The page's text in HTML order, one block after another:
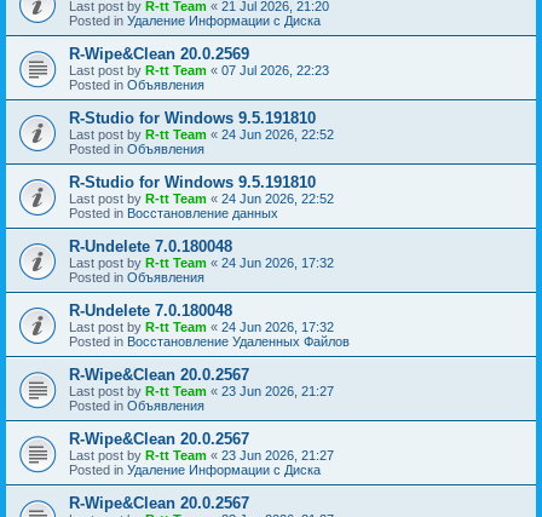
Last post by R-tt Team « 21 Jul 2026, 21:20
Posted in Удаление Информации с Диска
R-Wipe&Clean 20.0.2569
Last post by R-tt Team « 07 Jul 2026, 22:23
Posted in Объявления
R-Studio for Windows 9.5.191810
Last post by R-tt Team « 24 Jun 2026, 22:52
Posted in Объявления
R-Studio for Windows 9.5.191810
Last post by R-tt Team « 24 Jun 2026, 22:52
Posted in Восстановление данных
R-Undelete 7.0.180048
Last post by R-tt Team « 24 Jun 2026, 17:32
Posted in Объявления
R-Undelete 7.0.180048
Last post by R-tt Team « 24 Jun 2026, 17:32
Posted in Восстановление Удаленных Файлов
R-Wipe&Clean 20.0.2567
Last post by R-tt Team « 23 Jun 2026, 21:27
Posted in Объявления
R-Wipe&Clean 20.0.2567
Last post by R-tt Team « 23 Jun 2026, 21:27
Posted in Удаление Информации с Диска
R-Wipe&Clean 20.0.2567